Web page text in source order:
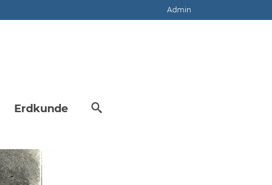
Admin
Erdkunde